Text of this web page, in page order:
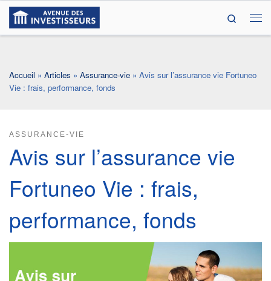
Passer au contenu
Search
Accueil » Articles » Assurance-vie » Avis sur l’assurance vie Fortuneo
Vie : frais, performance, fonds
ASSURANCE-VIE
Avis sur l’assurance vie
Fortuneo Vie : frais,
performance, fonds